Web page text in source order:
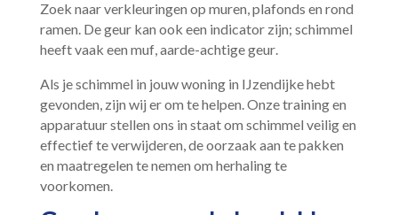
Zoek naar verkleuringen op muren, plafonds en rond
ramen.​ De geur kan ook een indicator zijn; schimmel
heeft vaak een muf, aarde-achtige geur.​
Als je schimmel in jouw woning in IJzendijke hebt
gevonden, zijn wij er om te helpen.​ Onze training en
apparatuur stellen ons in staat om schimmel veilig en
effectief te verwijderen, de oorzaak aan te pakken
en maatregelen te nemen om herhaling te
voorkomen.​